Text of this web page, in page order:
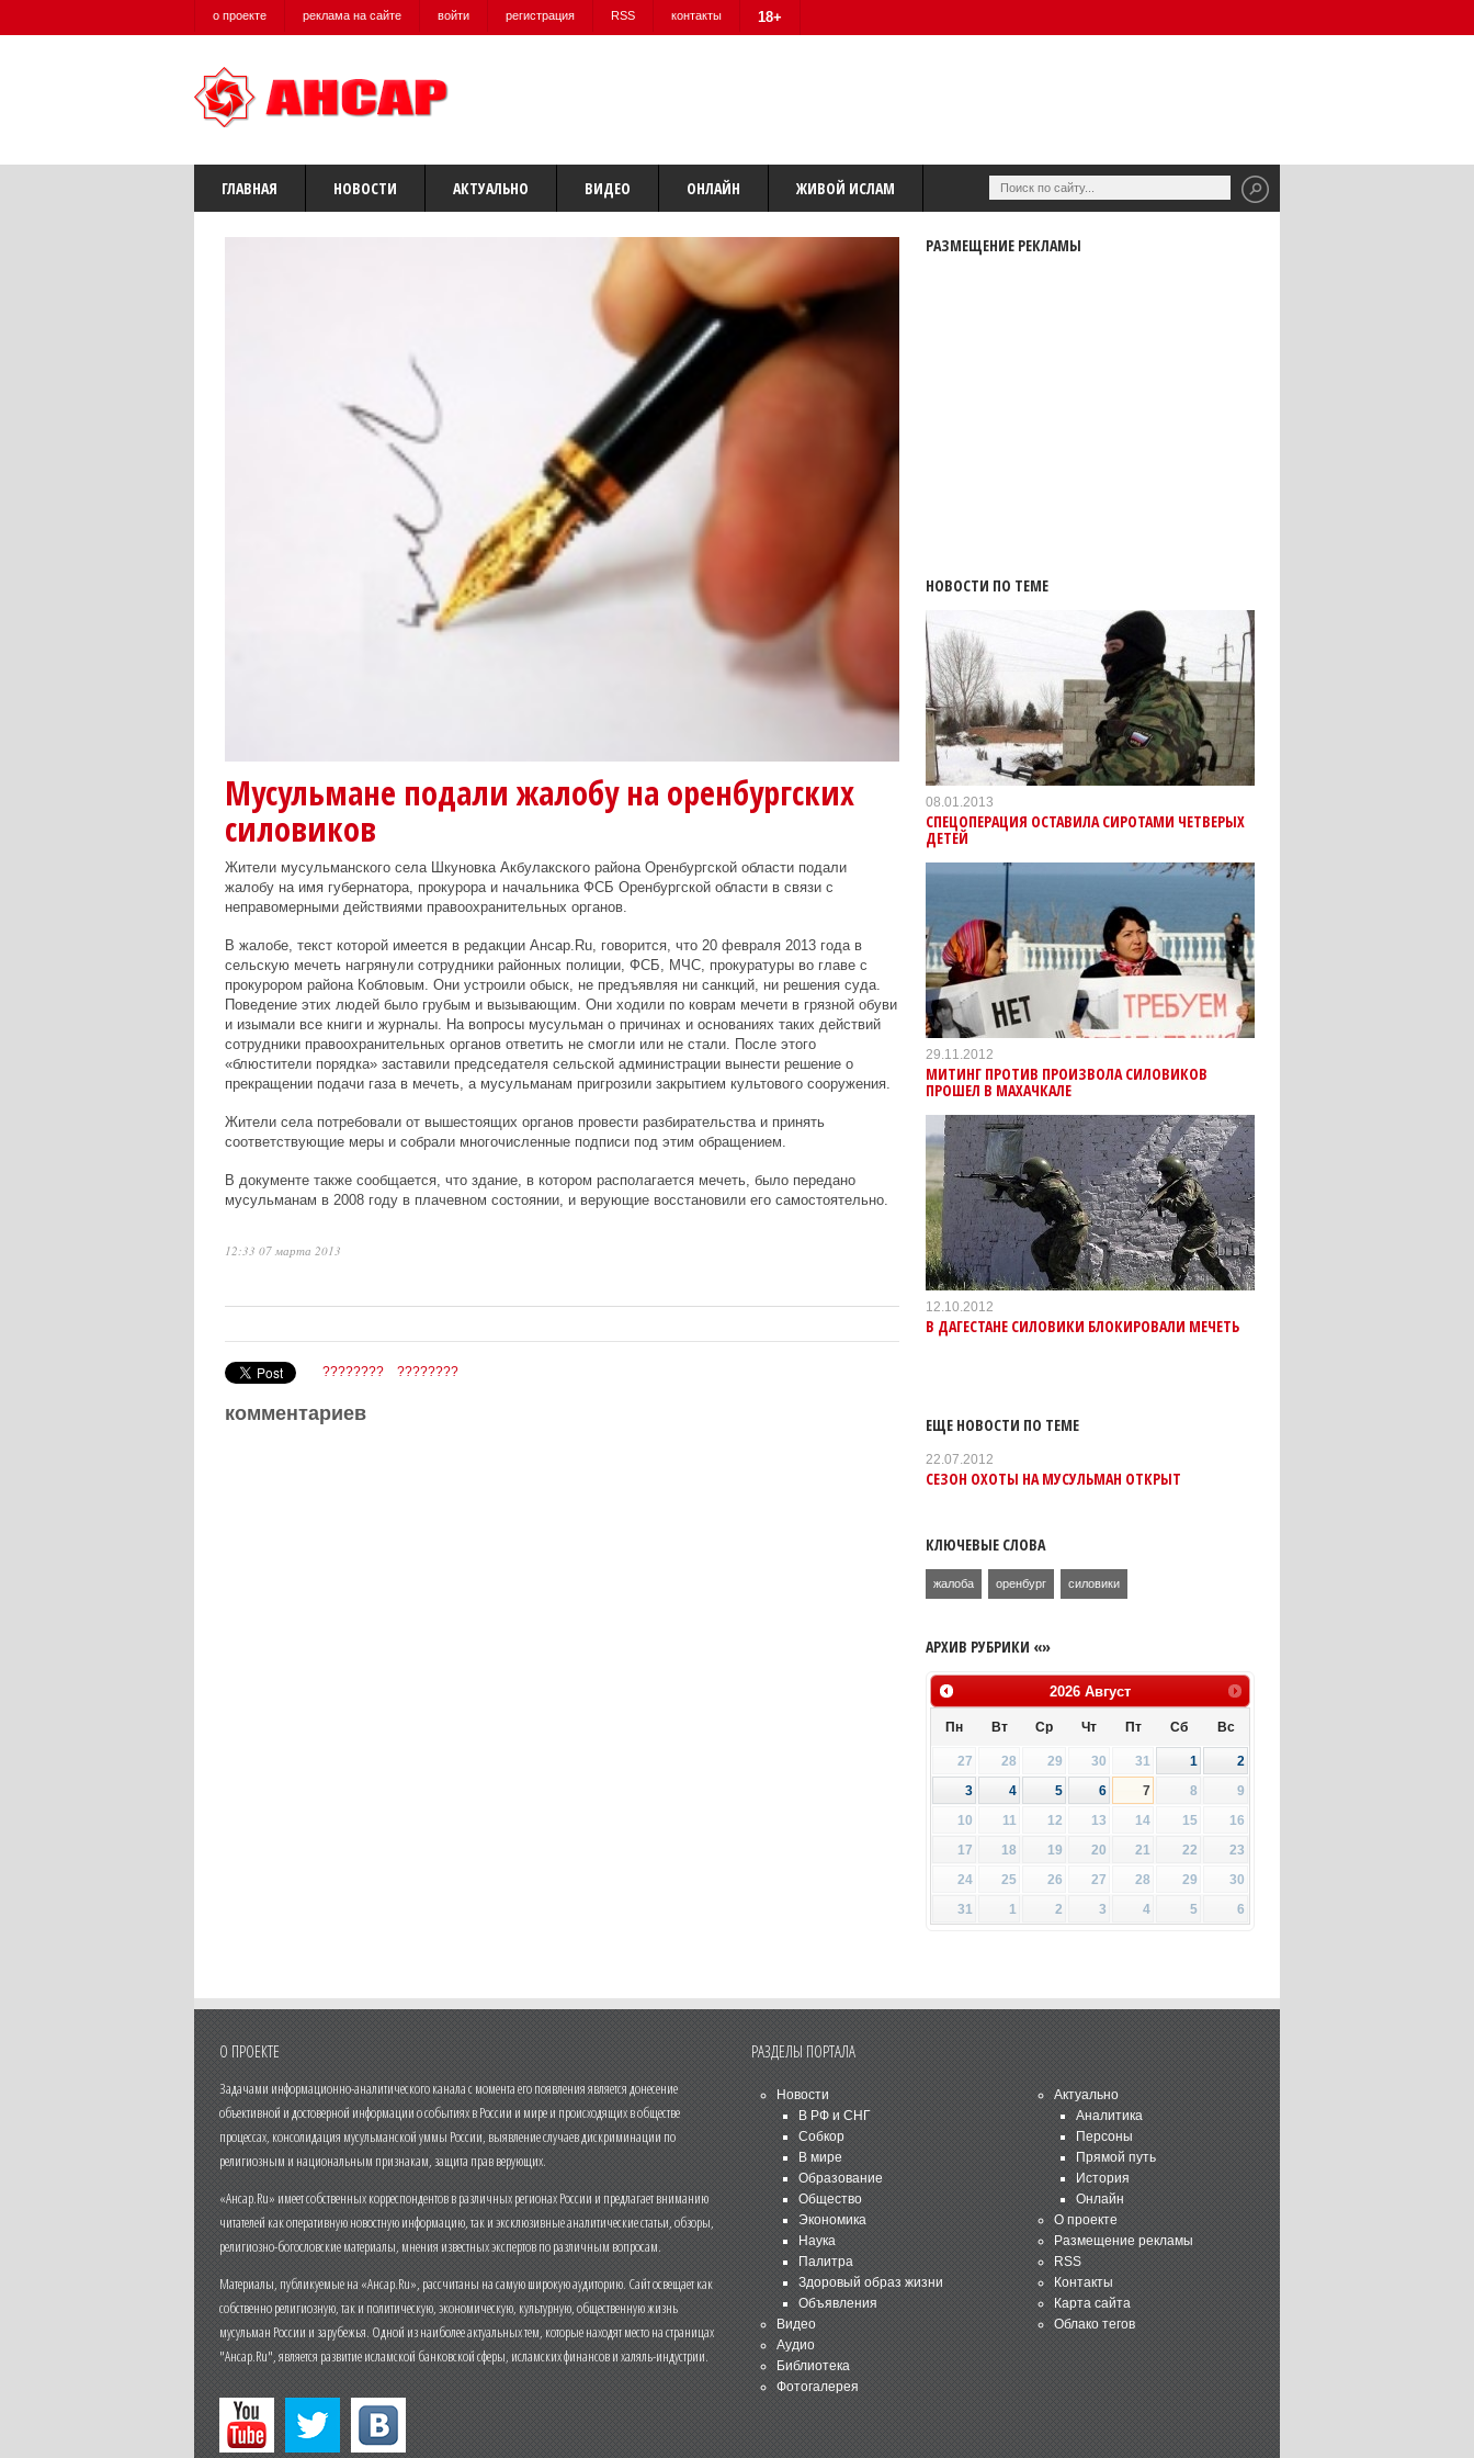
о проекте реклама на сайте войти регистрация RSS контакты 18+
ГЛАВНАЯ НОВОСТИ АКТУАЛЬНО ВИДЕО ОНЛАЙН ЖИВОЙ ИСЛАМ
Мусульмане подали жалобу на оренбургских
силовиков
Жители мусульманского села Шкуновка Акбулакского района Оренбургской области подали
жалобу на имя губернатора, прокурора и начальника ФСБ Оренбургской области в связи с
неправомерными действиями правоохранительных органов.
В жалобе, текст которой имеется в редакции Ансар.Ru, говорится, что 20 февраля 2013 года в
сельскую мечеть нагрянули сотрудники районных полиции, ФСБ, МЧС, прокуратуры во главе с
прокурором района Кобловым. Они устроили обыск, не предъявляя ни санкций, ни решения суда.
Поведение этих людей было грубым и вызывающим. Они ходили по коврам мечети в грязной обуви
и изымали все книги и журналы. На вопросы мусульман о причинах и основаниях таких действий
сотрудники правоохранительных органов ответить не смогли или не стали. После этого
«блюстители порядка» заставили председателя сельской администрации вынести решение о
прекращении подачи газа в мечеть, а мусульманам пригрозили закрытием культового сооружения.
Жители села потребовали от вышестоящих органов провести разбирательства и принять
соответствующие меры и собрали многочисленные подписи под этим обращением.
В документе также сообщается, что здание, в котором располагается мечеть, было передано
мусульманам в 2008 году в плачевном состоянии, и верующие восстановили его самостоятельно.
12:33 07 марта 2013
???????? ????????
комментариев
РАЗМЕЩЕНИЕ РЕКЛАМЫ
НОВОСТИ ПО ТЕМЕ
08.01.2013
СПЕЦОПЕРАЦИЯ ОСТАВИЛА СИРОТАМИ ЧЕТВЕРЫХ
ДЕТЕЙ
29.11.2012
МИТИНГ ПРОТИВ ПРОИЗВОЛА СИЛОВИКОВ
ПРОШЕЛ В МАХАЧКАЛЕ
12.10.2012
В ДАГЕСТАНЕ СИЛОВИКИ БЛОКИРОВАЛИ МЕЧЕТЬ
ЕЩЕ НОВОСТИ ПО ТЕМЕ
22.07.2012
СЕЗОН ОХОТЫ НА МУСУЛЬМАН ОТКРЫТ
КЛЮЧЕВЫЕ СЛОВА
жалоба оренбург силовики
АРХИВ РУБРИКИ «»
2026 Август
Пн Вт Ср Чт Пт Сб Вс
27 28 29 30 31 1
2
3
4 5 6 7 8
9
10
11 12 13 14 15
16
17
18 19 20 21 22
23
24
25 26 27 28 29
30
31
1 2 3 4 5 6
О ПРОЕКТЕ
Задачами информационно-аналитического канала с момента его появления является донесение
объективной и достоверной информации о событиях в России и мире и происходящих в обществе
процессах, консолидация мусульманской уммы России, выявление случаев дискриминации по
религиозным и национальным признакам, защита прав верующих.
«Ансар.Ru» имеет собственных корреспондентов в различных регионах России и предлагает вниманию
читателей как оперативную новостную информацию, так и эксклюзивные аналитические статьи, обзоры,
религиозно-богословские материалы, мнения известных экспертов по различным вопросам.
Материалы, публикуемые на «Ансар.Ru», рассчитаны на самую широкую аудиторию. Сайт освещает как
собственно религиозную, так и политическую, экономическую, культурную, общественную жизнь
мусульман России и зарубежья. Одной из наиболее актуальных тем, которые находят место на страницах
"Ансар.Ru", является развитие исламской банковской сферы, исламских финансов и халяль-индустрии.
РАЗДЕЛЫ ПОРТАЛА
Новости
В РФ и СНГ
Собкор
В мире
Образование
Общество
Экономика
Наука
Палитра
Здоровый образ жизни
Объявления
Видео
Аудио
Библиотека
Фотогалерея
Актуально
Аналитика
Персоны
Прямой путь
История
Онлайн
О проекте
Размещение рекламы
RSS
Контакты
Карта сайта
Облако тегов